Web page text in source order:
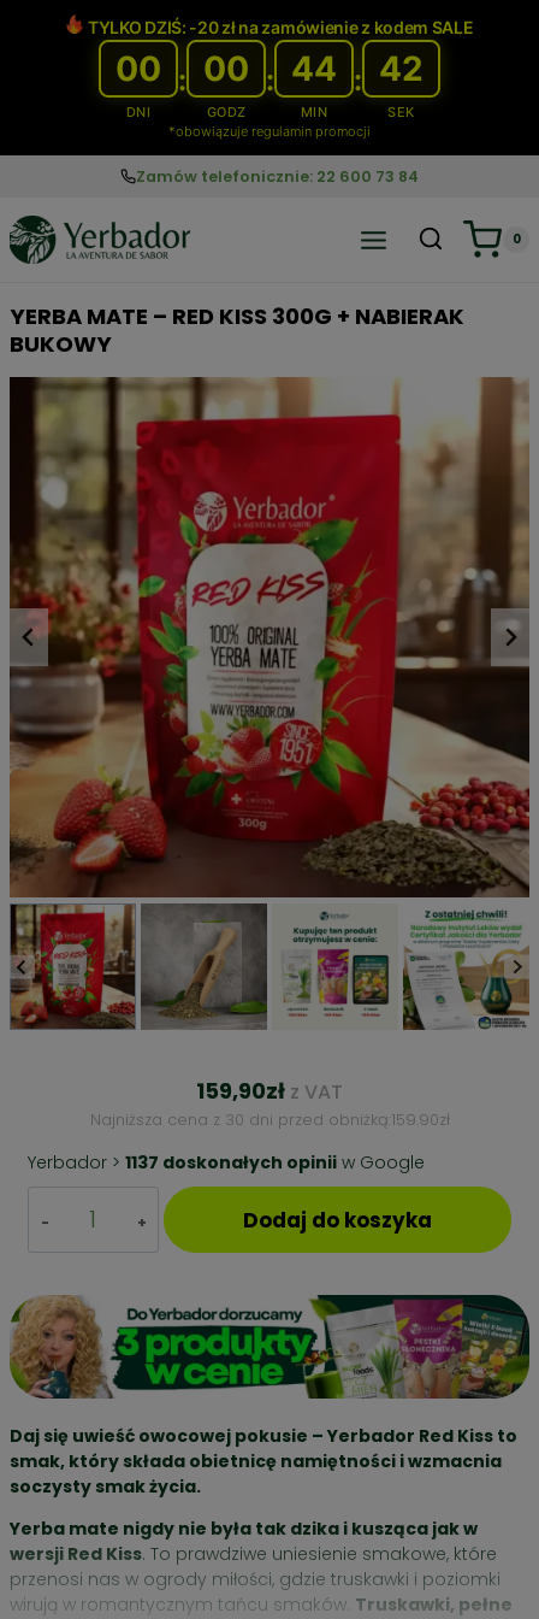
TYLKO DZIŚ: -20 zł na zamówienie z kodem SALE
00
DNI
: 00
GODZ
: 44
MIN
: 42
SEK
*obowiązuje regulamin promocji
Zamów telefonicznie: 22 600 73 84
0
YERBA MATE – RED KISS 300G + NABIERAK
BUKOWY
159,90zł z VAT
Najniższa cena z 30 dni przed obniżką: 159.90zł
Yerbador > 1137 doskonałych opinii w Google
YERBA
MATE
RED
KISS
300g
+
NABIERAK
BUKOWY
Dodaj do koszyka
Daj się uwieść owocowej pokusie – Yerbador Red Kiss to
smak, który składa obietnicę namiętności i wzmacnia
soczysty smak życia.
Yerba mate nigdy nie była tak dzika i kusząca jak w
wersji Red Kiss. To prawdziwe uniesienie smakowe, które
przenosi nas w ogrody miłości, gdzie truskawki i poziomki
wirują w romantycznym tańcu smaków. Truskawki, pełne